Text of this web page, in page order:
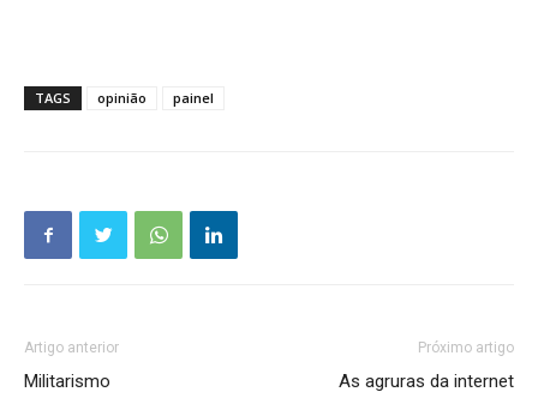
TAGS opinião painel
Artigo anterior
Militarismo
Próximo artigo
As agruras da internet